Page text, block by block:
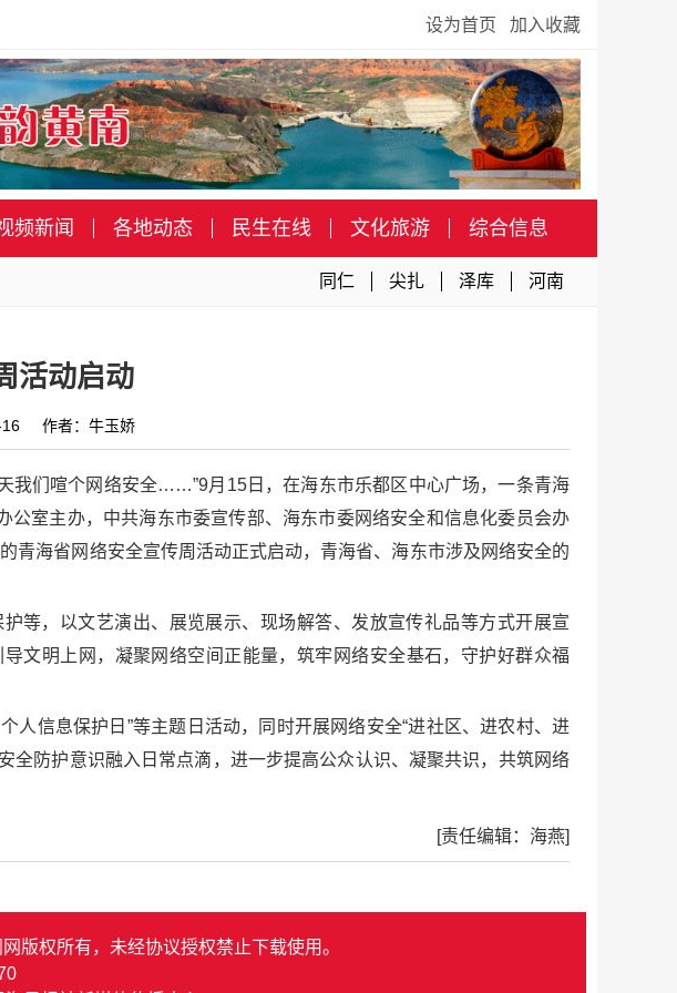
设为首页 加入收藏
频新闻 各地动态 民生在线 文化旅游 综合信息
同仁 尖扎 泽库 河南
活动启动
16 作者：牛玉娇
我们喧个网络安全……”9月15日，在海东市乐都区中心广场，一条青海
室主办，中共海东市委宣传部、海东市委网络安全和信息化委员会办
海省网络安全宣传周活动正式启动，青海省、海东市涉及网络安全的
等，以文艺演出、展览展示、现场解答、发放宣传礼品等方式开展宣
文明上网，凝聚网络空间正能量，筑牢网络安全基石，守护好群众福
信息保护日”等主题日活动，同时开展网络安全“进社区、进农村、进
全防护意识融入日常点滴，进一步提高公众认识、凝聚共识，共筑网络
[责任编辑：海燕]
版权所有，未经协议授权禁止下载使用。